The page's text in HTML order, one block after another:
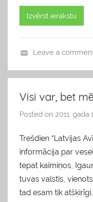
Izvērst ierakstu
l
g
s
Leave a
Visi var, bet
Posted on 2011. gada
Trešdien “Latvijas
informācija par
tepat kaimiņos,
tuvas valstis,
tad esam tik atšķirīgi,